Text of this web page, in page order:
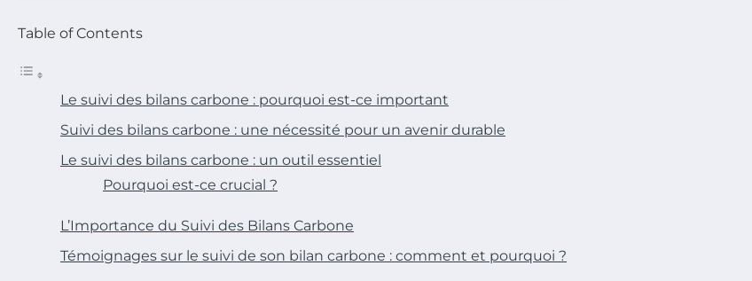
Table of Contents
Le suivi des bilans carbone : pourquoi est-ce important
Suivi des bilans carbone : une nécessité pour un avenir durable
Le suivi des bilans carbone : un outil essentiel
Pourquoi est-ce crucial ?
L’Importance du Suivi des Bilans Carbone
Témoignages sur le suivi de son bilan carbone : comment et pourquoi ?